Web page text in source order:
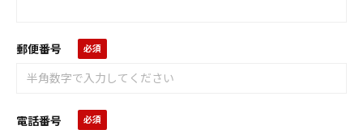
郵便番号
電話番号